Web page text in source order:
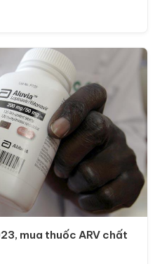
mua thuốc ARV chất